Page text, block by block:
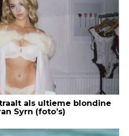
als ultieme blondine
Syrn (foto’s)